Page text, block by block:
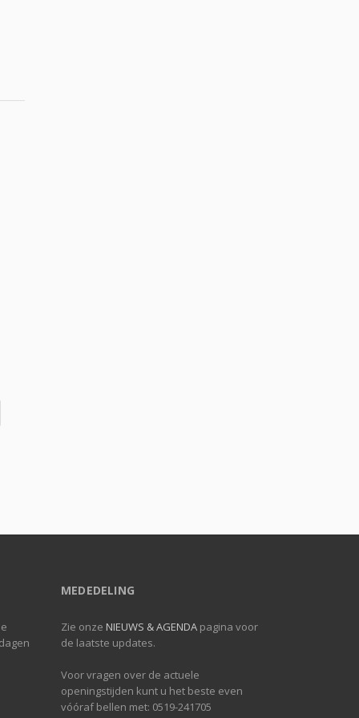
MEDEDELING
Zie onze NIEUWS & AGENDA pagina voor
de laatste updates.
Voor vragen over de actuele
openingstijden kunt u het beste even
vóóraf bellen met: 0519-241705